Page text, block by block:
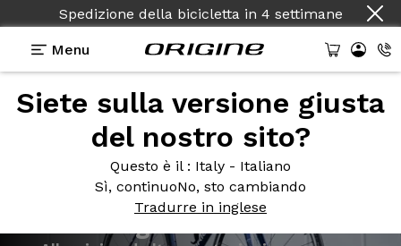
Spedizione della bicicletta in 4 settimane
Menu
Siete sulla versione giusta
del nostro sito?
Questo è il : Italy - Italiano
Sì, continuoNo, sto cambiando
Tradurre in inglese
Presentazione Tecnologie